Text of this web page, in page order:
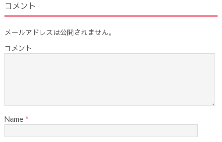
コメント
メールアドレスは公開されません。
コメント
Name *